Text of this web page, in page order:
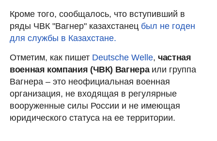
Кроме того, сообщалось, что вступивший в
ряды ЧВК "Вагнер" казахстанец был не годен
для службы в Казахстане.
Отметим, как пишет Deutsche Welle, частная
военная компания (ЧВК) Вагнераили группа
Вагнера – это неофициальная военная
организация, не входящая в регулярные
вооруженные силы России и не имеющая
юридического статуса на ее территории.